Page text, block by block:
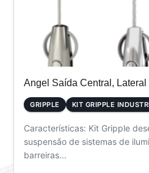
Angel Saída Central,
GRIPPLE KIT GRIPPLE
Características: Kit Gripple
suspensão de sistemas de
barreiras...